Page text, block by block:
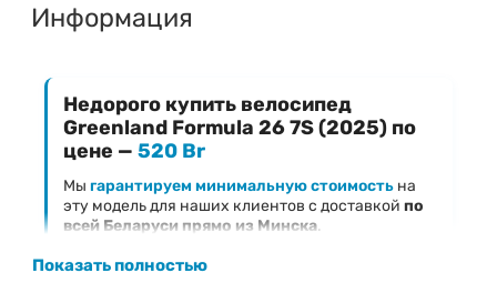
Информация
Недорого купить велосипед
Greenland Formula 26 7S (2025) по
цене — 520 Br
Мы гарантируем минимальную стоимость на
эту модель для наших клиентов с доставкой по
всей Беларуси прямо из Минска.
Ключевые преимущества предложения
Показать полностью